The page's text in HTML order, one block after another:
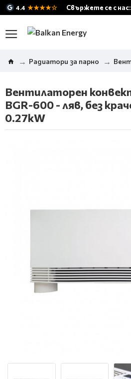
4.4 ★★★★☆ Свържете се с
Радиатори за парно
Вентилаторен
BGR-600 - ляв, без
0.27kW